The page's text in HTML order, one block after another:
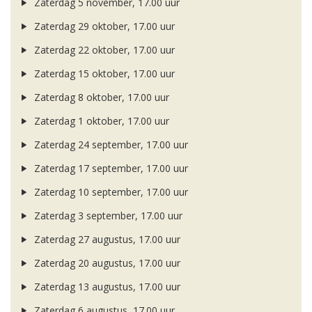
Zaterdag 5 november, 17.00 uur
Zaterdag 29 oktober, 17.00 uur
Zaterdag 22 oktober, 17.00 uur
Zaterdag 15 oktober, 17.00 uur
Zaterdag 8 oktober, 17.00 uur
Zaterdag 1 oktober, 17.00 uur
Zaterdag 24 september, 17.00 uur
Zaterdag 17 september, 17.00 uur
Zaterdag 10 september, 17.00 uur
Zaterdag 3 september, 17.00 uur
Zaterdag 27 augustus, 17.00 uur
Zaterdag 20 augustus, 17.00 uur
Zaterdag 13 augustus, 17.00 uur